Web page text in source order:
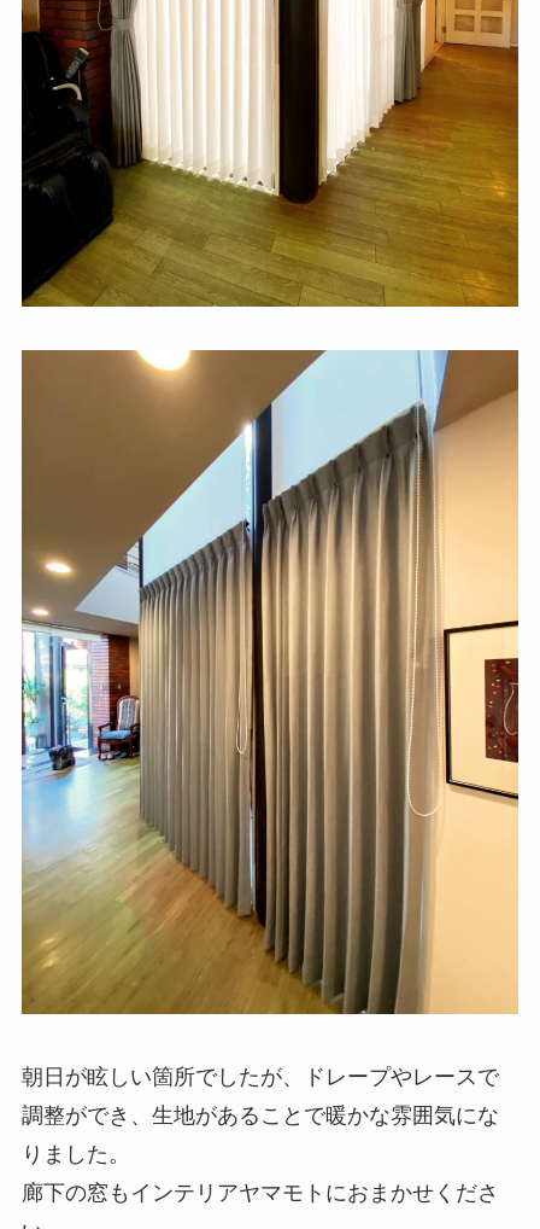
朝日が眩しい箇所でしたが、ドレープやレースで
調整ができ、生地があることで暖かな雰囲気にな
りました。
廊下の窓もインテリアヤマモトにおまかせくださ